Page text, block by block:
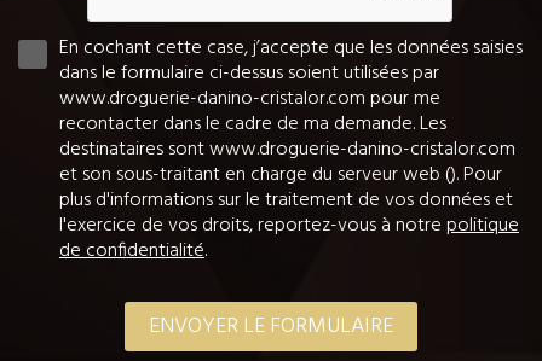
En cochant cette case, j’accepte que les données saisies
dans le formulaire ci-dessus soient utilisées par
www.droguerie-danino-cristalor.com pour me
recontacter dans le cadre de ma demande. Les
destinataires sont www.droguerie-danino-cristalor.com
et son sous-traitant en charge du serveur web (). Pour
plus d'informations sur le traitement de vos données et
l'exercice de vos droits, reportez-vous à notrepolitique
de confidentialité.